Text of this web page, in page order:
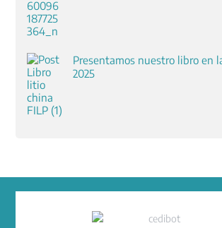
Presentamos nuestro libro en
2025